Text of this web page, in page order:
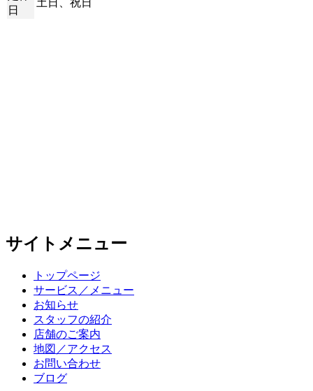
日
サイトメニュー
トップページ
サービス／メニュー
お知らせ
スタッフの紹介
店舗のご案内
地図／アクセス
お問い合わせ
ブログ